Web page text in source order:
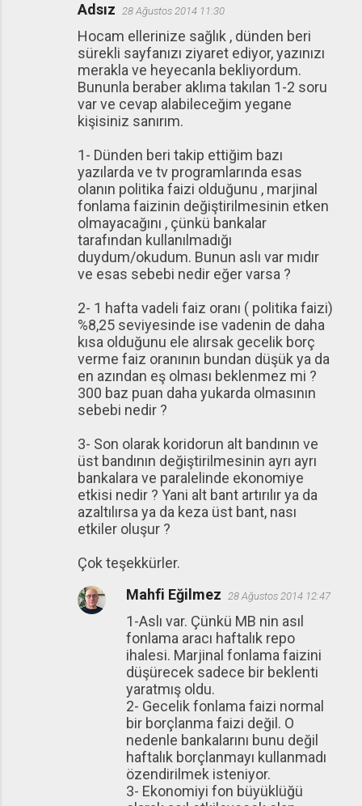
Adsız 28 Ağustos 2014 11:30
Hocam ellerinize sağlık , dünden beri
sürekli sayfanızı ziyaret ediyor, yazınızı
merakla ve heyecanla bekliyordum.
Bununla beraber aklıma takılan 1-2 soru
var ve cevap alabileceğim yegane
kişisiniz sanırım.
1- Dünden beri takip ettiğim bazı
yazılarda ve tv programlarında esas
olanın politika faizi olduğunu , marjinal
fonlama faizinin değiştirilmesinin etken
olmayacağını , çünkü bankalar
tarafından kullanılmadığı
duydum/okudum. Bunun aslı var mıdır
ve esas sebebi nedir eğer varsa ?
2- 1 hafta vadeli faiz oranı ( politika faizi)
%8,25 seviyesinde ise vadenin de daha
kısa olduğunu ele alırsak gecelik borç
verme faiz oranının bundan düşük ya da
en azından eş olması beklenmez mi ?
300 baz puan daha yukarda olmasının
sebebi nedir ?
3- Son olarak koridorun alt bandının ve
üst bandının değiştirilmesinin ayrı ayrı
bankalara ve paralelinde ekonomiye
etkisi nedir ? Yani alt bant artırılır ya da
azaltılırsa ya da keza üst bant, nası
etkiler oluşur ?
Çok teşekkürler.
Mahfi Eğilmez 28 Ağustos 2014 12:47
1-Aslı var. Çünkü MB nin asıl
fonlama aracı haftalık repo
ihalesi. Marjinal fonlama faizini
düşürecek sadece bir beklenti
yaratmış oldu.
2- Gecelik fonlama faizi normal
bir borçlanma faizi değil. O
nedenle bankalarını bunu değil
haftalık borçlanmayı kullanmadı
özendirilmek isteniyor.
3- Ekonomiyi fon büyüklüğü